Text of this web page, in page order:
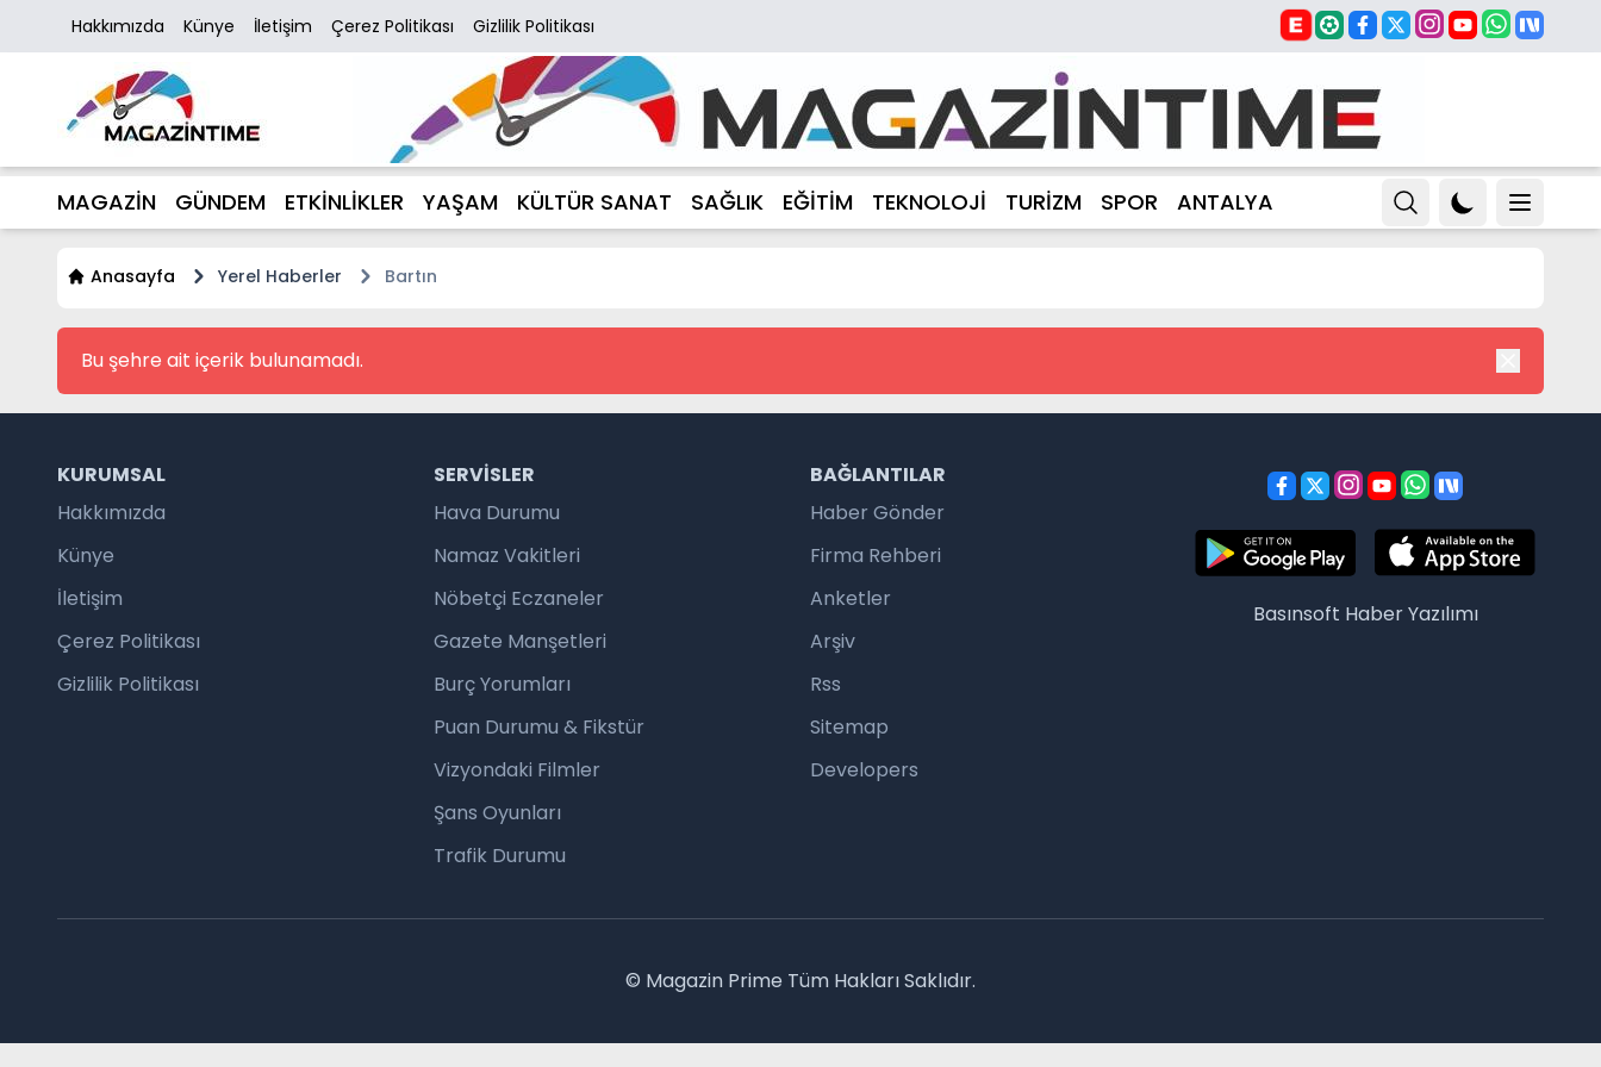
Hakkımızda Künye İletişim Çerez Politikası Gizlilik Politikası
MAGAZİN GÜNDEM ETKİNLİKLER YAŞAM KÜLTÜR SANAT SAĞLIK EĞİTİM TEKNOLOJİ TURİZM SPOR ANTALYA
Anasayfa Yerel Haberler Bartın
Bu şehre ait içerik bulunamadı.
KURUMSAL
Hakkımızda
Künye
İletişim
Çerez Politikası
Gizlilik Politikası
SERVISLER
Hava Durumu
Namaz Vakitleri
Nöbetçi Eczaneler
Gazete Manşetleri
Burç Yorumları
Puan Durumu & Fikstür
Vizyondaki Filmler
Şans Oyunları
Trafik Durumu
BAĞLANTILAR
Haber Gönder
Firma Rehberi
Anketler
Arşiv
Rss
Sitemap
Developers
Basınsoft Haber Yazılımı
© Magazin Prime Tüm Hakları Saklıdır.